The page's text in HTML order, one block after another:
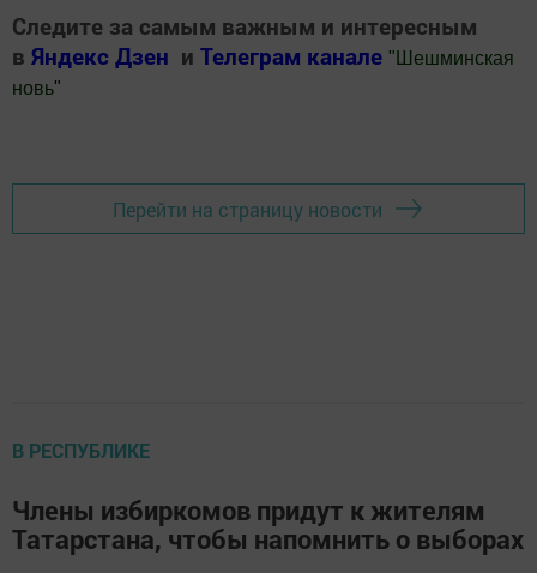
Следите за самым важным и интересным
в Яндекс Дзен и Телеграм канале " Шешминская
новь"
Перейти на страницу новости
В РЕСПУБЛИКЕ
Члены избиркомов придут к жителям
Татарстана, чтобы напомнить о выборах